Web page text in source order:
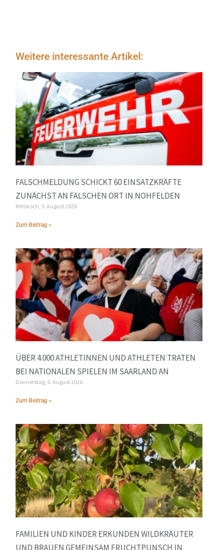
Weitere interessante Artikel:
FALSCHMELDUNG SCHICKT 60 EINSATZKRÄFTE
ZUNÄCHST AN FALSCHEN ORT IN NOHFELDEN
Mittwoch, 5. August 2026
Zum Beitrag »
ÜBER 4.000 ATHLETINNEN UND ATHLETEN TRATEN
BEI NATIONALEN SPIELEN IM SAARLAND AN
Donnerstag, 6. August 2026
Zum Beitrag »
FAMILIEN UND KINDER ERKUNDEN WILDKRÄUTER
UND BRAUEN GEMEINSAM FRUCHTPUNSCH IN